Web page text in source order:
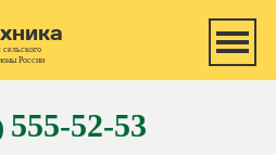
России
555-52-53